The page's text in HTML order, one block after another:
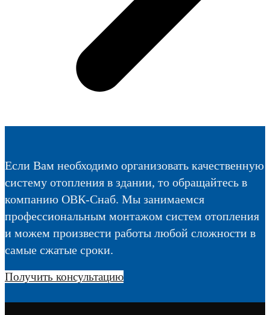
Если Вам необходимо организовать качественную
систему отопления в здании, то обращайтесь в
компанию ОВК-Снаб. Мы занимаемся
профессиональным монтажом систем отопления
и можем произвести работы любой сложности в
самые сжатые сроки.
Получить консультацию